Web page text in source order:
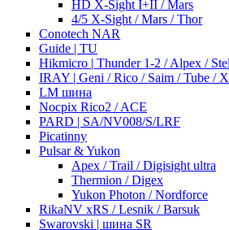
HD X-Sight I+II / Mars
4/5 X-Sight / Mars / Thor
Conotech NAR
Guide | TU
Hikmicro | Thunder 1-2 / Alpex /
IRAY | Geni / Rico / Saim / Tube /
LM шина
Nocpix Rico2 / ACE
PARD | SA/NV008/S/LRF
Picatinny
Pulsar & Yukon
Apex / Trail / Digisight ultra
Thermion / Digex
Yukon Photon / Nordforce
RikaNV xRS / Lesnik / Barsuk
Swarovski | шина SR